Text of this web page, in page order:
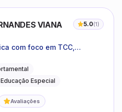
VIANA 5.0(1)
com foco em TCC,
Educação Especial
Avaliações